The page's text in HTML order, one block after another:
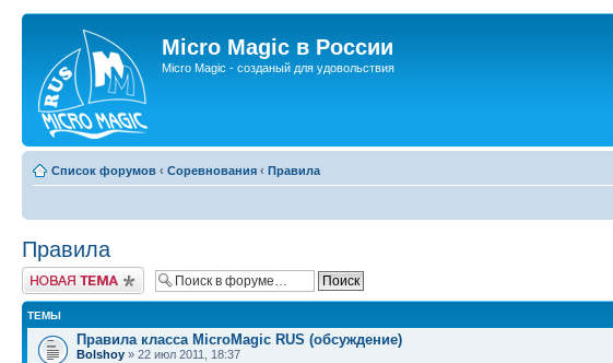
Micro Magic в России
Micro Magic - созданый для удовольствия
Список форумов ‹ Соревнования ‹ Правила
Правила
Новая тема
ТЕМЫ
Правила класса MicroMagic RUS (обсуждение)
Bolshoy » 22 июл 2011, 18:37